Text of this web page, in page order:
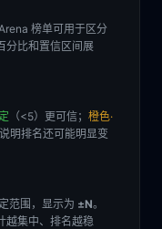
榜单可用于区分
分比和置信区间展
（<5）更可信； 橙色·
说明排名还可能明显变
范围，显示为 ±N。
越集中、排名越稳